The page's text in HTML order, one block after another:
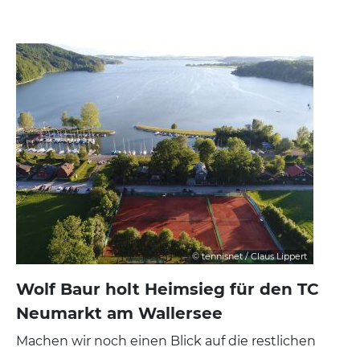
© tennisnet / Claus Lippert
Wolf Baur holt Heimsieg für den TC
Neumarkt am Wallersee
Machen wir noch einen Blick auf die restlichen